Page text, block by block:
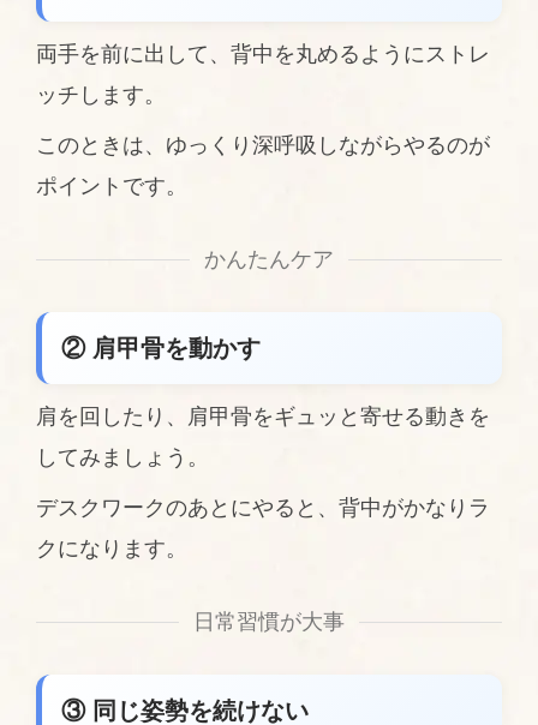
両手を前に出して、背中を丸めるようにストレ
ッチします。
このときは、ゆっくり深呼吸しながらやるのが
ポイントです。
かんたんケア
② 肩甲骨を動かす
肩を回したり、肩甲骨をギュッと寄せる動きを
してみましょう。
デスクワークのあとにやると、背中がかなりラ
クになります。
日常習慣が大事
③ 同じ姿勢を続けない